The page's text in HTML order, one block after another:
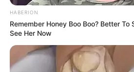
HABERION
Remember Honey Boo Boo? Better To
See Her Now